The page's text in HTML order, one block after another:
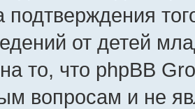
подтверждения
от детей
то, что phpBB
вопросам и не